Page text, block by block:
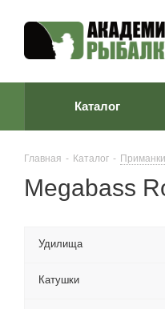
Каталог
Главная - Каталог - Приманки
Megabass
Удилища
Катушки